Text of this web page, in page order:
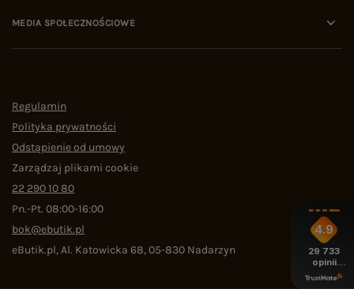
MEDIA SPOŁECZNOŚCIOWE
Regulamin
Polityka prywatności
Odstąpienie od umowy
Zarządzaj plikami cookie
22 290 10 80
Pn.-Pt. 08:00-16:00
bok@ebutik.pl
eButik.pl,Al. Katowicka 68,05-830 Nadarzyn
4.9
29 733
opinii
z całego